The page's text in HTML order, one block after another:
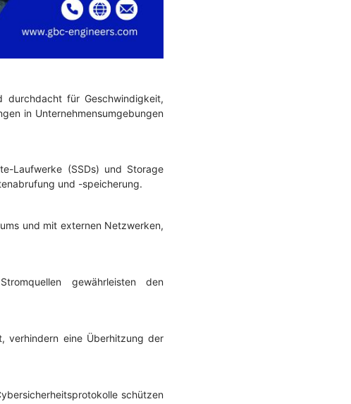
durchdacht für Geschwindigkeit,
in Unternehmensumgebungen
Laufwerke (SSDs) und Storage
und -speicherung.
und mit externen Netzwerken,
gewährleisten den
verhindern eine Überhitzung der
schützen